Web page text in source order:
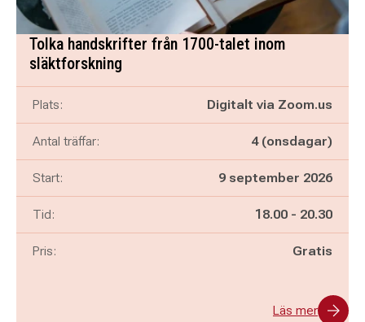
Tolka handskrifter från 1700-talet inom
släktforskning
Plats: Digitalt via Zoom.us
Antal träffar: 4 (onsdagar)
Start: 9 september 2026
Tid: Pågår mellan
18.00 - och
20.30
Pris: Gratis
Läs mer